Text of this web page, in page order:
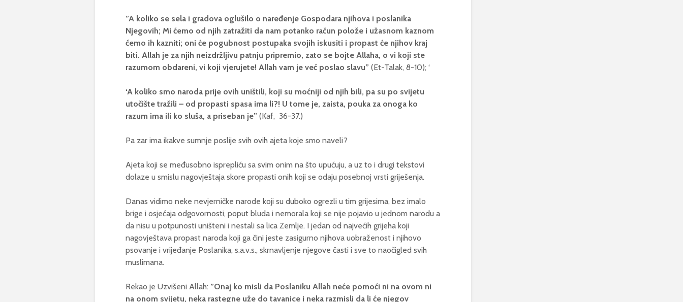
”A koliko se sela i gradova oglušilo o naređenje Gospodara njihova i poslanika
Njegovih; Mi ćemo od njih zatražiti da nam potanko račun polože i užasnom kaznom
ćemo ih kazniti; oni će pogubnost postupaka svojih iskusiti i propast će njihov kraj
biti. Allah je za njih neizdržljivu patnju pripremio, zato se bojte Allaha, o vi koji ste
razumom obdareni, vi koji vjerujete! Allah vam je već poslao slavu” (Et-Talak, 8-10); ‘
‘A koliko smo naroda prije ovih uništili, koji su moćniji od njih bili, pa su po svijetu
utočište tražili – od propasti spasa ima li?! U tome je, zaista, pouka za onoga ko
razum ima ili ko sluša, a priseban je” (Kaf, 36-37.)
Pa zar ima ikakve sumnje poslije svih ovih ajeta koje smo naveli?
Ajeta koji se međusobno isprepliću sa svim onim na što upućuju, a uz to i drugi tekstovi
dolaze u smislu nagovještaja skore propasti onih koji se odaju posebnoj vrsti griješenja.
Danas vidimo neke nevjerničke narode koji su duboko ogrezli u tim grijesima, bez imalo
brige i osjećaja odgovornosti, poput bluda i nemorala koji se nije pojavio u jednom narodu a
da nisu u potpunosti uništeni i nestali sa lica Zemlje. I jedan od najvećih grijeha koji
nagovještava propast naroda koji ga čini jeste zasigurno njihova uobraženost i njihovo
psovanje i vrijeđanje Poslanika, s.a.v.s., skrnavljenje njegove časti i sve to naočigled svih
muslimana.
Rekao je Uzvišeni Allah: ”Onaj ko misli da Poslaniku Allah neće pomoći ni na ovom ni
na onom svijetu, neka rastegne uže do tavanice i neka razmisli da li će njegov